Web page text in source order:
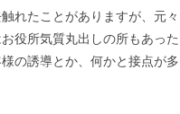
れたことがありますが、元々
役所気質丸出しの所もあった
の誘導とか、何かと接点が多